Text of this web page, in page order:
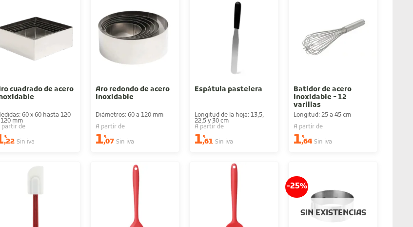
cuadrado de acero
60 x 60 hasta 120
mm
partir de
€
,22 Sin iva
Aro redondo de acero
inoxidable
Diámetros: 60 a 120 mm
A partir de
1€
,07 Sin iva
Espátula pastelera
Longitud de la hoja: 13,5,
22,5 y 30 cm
A partir de
1€
,61 Sin iva
Batidor de acero
inoxidable - 12
varillas
Longitud: 25 a 45 cm
A partir de
1€
,64 Sin iva
-25%
SIN EXISTENCIAS